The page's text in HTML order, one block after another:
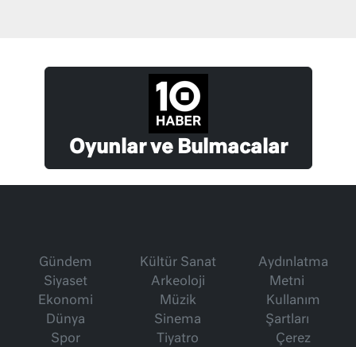
Oyunlar ve Bulmacalar
Gündem
Siyaset
Ekonomi
Dünya
Spor
Kültür Sanat
Arkeoloji
Müzik
Sinema
Tiyatro
Aydınlatma
Metni
Kullanım
Şartları
Çerez